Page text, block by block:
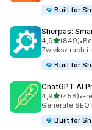
Built for
Sherpas:
4,9na 5(849)
Łączna liczba
•
Zwiększ ruch i
Built for
ChatGPT AI
4,9na 5(458)
Łączna liczba
•
Generate
Built for